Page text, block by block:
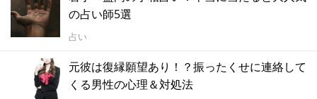
の占い師5選
占い
元彼は復縁願望あり！？振ったくせに連絡して
くる男性の心理＆対処法